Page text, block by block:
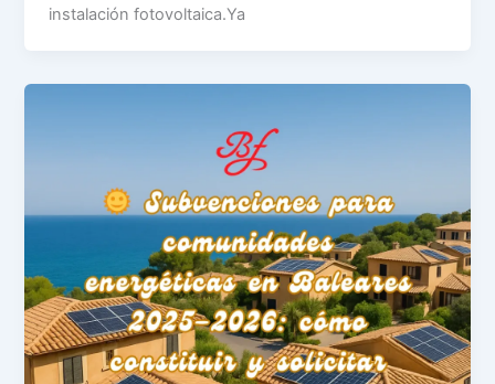
instalación fotovoltaica.Ya